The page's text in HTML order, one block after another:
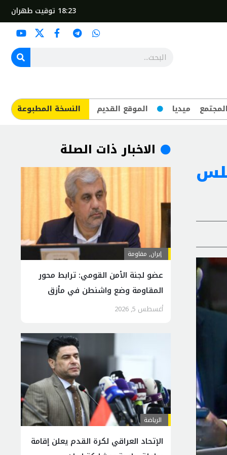
18:23 توقيت طهران
المجتمع ميديا الموقع القديم ​النسخة المطبوعة
الاخبار ذات الصلة
إيران, مقاومة
عضو لجنة الأمن القومي: ترابط محور
المقاومة وضع واشنطن في مأزق
إقليمي
أغسطس 5, 2026
الرياضة
الإتحاد العراقي لكرة القدم يعلن إقامة